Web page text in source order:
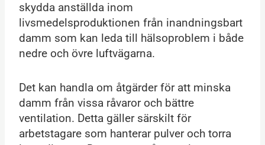
skydda anställda inom
livsmedelsproduktionen från inandningsbart
damm som kan leda till hälsoproblem i både
nedre och övre luftvägarna.
Det kan handla om åtgärder för att minska
damm från vissa råvaror och bättre
ventilation. Detta gäller särskilt för
arbetstagare som hanterar pulver och torra